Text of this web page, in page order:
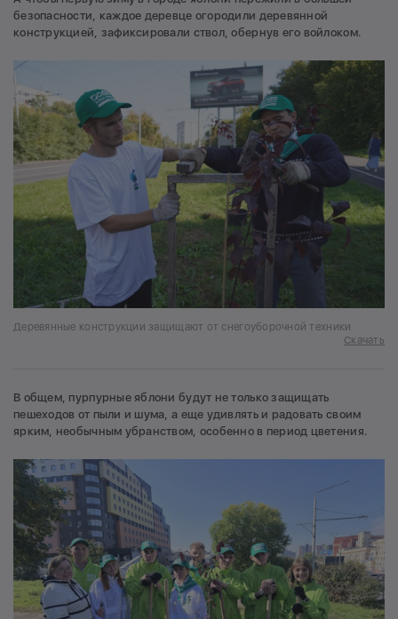
безопасности, каждое деревце огородили деревянной
конструкцией, зафиксировали ствол, обернув его войлоком.
Деревянные конструкции защищают от снегоуборочной техники
Скачать
В общем, пурпурные яблони будут не только защищать
пешеходов от пыли и шума, а еще удивлять и радовать своим
ярким, необычным убранством, особенно в период цветения.